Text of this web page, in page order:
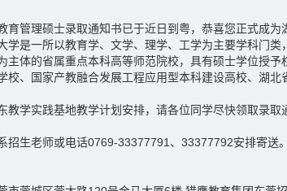
育管理硕士录取通知书已于近日到粤，恭喜您正式成为
学是一所以教育学、文学、理学、工学为主要学科门类
主体的省属重点本科高等师范院校，具有硕士学位授予
校、国家产教融合发展工程应用型本科建设高校、湖北
教学实践基地教学计划安排，请各位同学尽快领取录取
招生老师或电话0769-33377791、33377792安排寄送